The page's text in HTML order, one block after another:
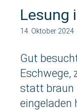
Lesung
14. Oktober 2024
Gut
Eschwege,
statt braun
eingeladen